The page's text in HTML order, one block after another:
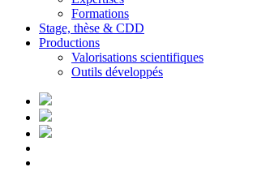
Formations
Stage, thèse & CDD
Productions
Valorisations scientifiques
Outils développés